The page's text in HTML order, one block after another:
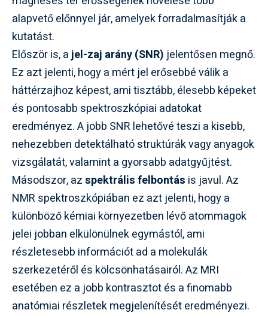
alapvető előnnyel jár, amelyek forradalmasítják a
kutatást.
Először is, ajel-zaj arány (SNR) jelentősen megnő.
Ez azt jelenti, hogy a mért jel erősebbé válik a
háttérzajhoz képest, ami tisztább, élesebb képeket
és pontosabb spektroszkópiai adatokat
eredményez. A jobb SNR lehetővé teszi a kisebb,
nehezebben detektálható struktúrák vagy anyagok
vizsgálatát, valamint a gyorsabb adatgyűjtést.
Másodszor, azspektrális felbontás is javul. Az
NMR spektroszkópiában ez azt jelenti, hogy a
különböző kémiai környezetben lévő atommagok
jelei jobban elkülönülnek egymástól, ami
részletesebb információt ad a molekulák
szerkezetéről és kölcsönhatásairól. Az MRI
esetében ez a jobb kontrasztot és a finomabb
anatómiai részletek megjelenítését eredményezi.